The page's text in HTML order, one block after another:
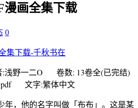
漫画全集下载
0
野一二O 卷数: 13卷全(已完结)
文字:繁体中文
年，他的名字叫做「布布」。这是某